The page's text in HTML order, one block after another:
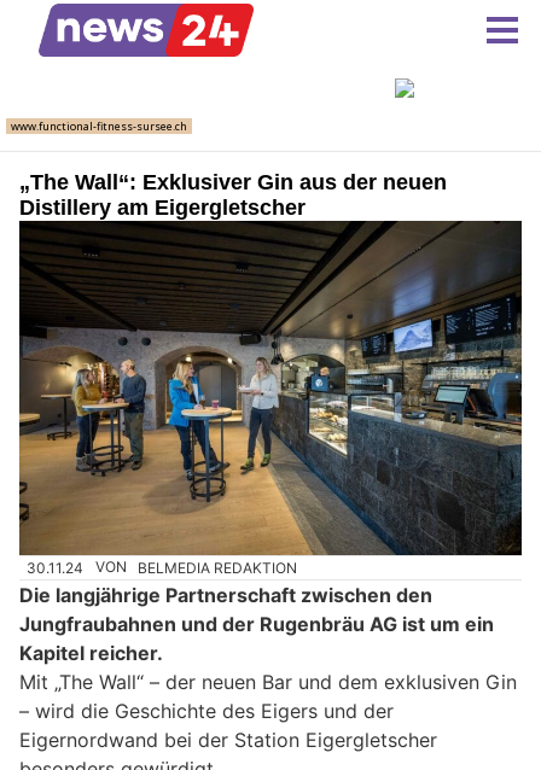
„The Wall“: Exklusiver Gin aus der neuen
Distillery am Eigergletscher
30.11.24 VON BELMEDIA REDAKTION
Die langjährige Partnerschaft zwischen den
Jungfraubahnen und der Rugenbräu AG ist um ein
Kapitel reicher.
Mit „The Wall“ – der neuen Bar und dem exklusiven Gin
– wird die Geschichte des Eigers und der
Eigernordwand bei der Station Eigergletscher